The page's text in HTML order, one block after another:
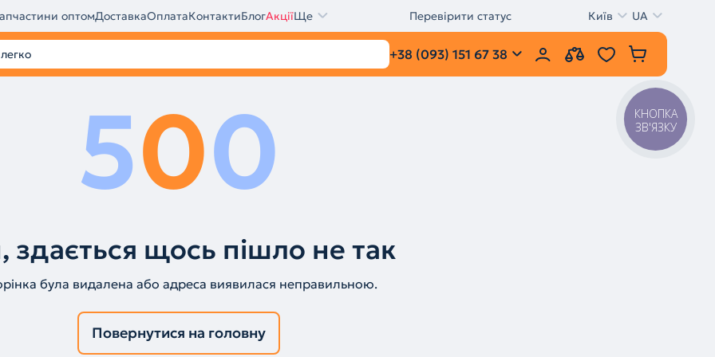
оптомДоставкаОплатаКонтактиБлогАкціїЩе Перевірити статус Київ UA
+38 (093) 151 67 38
500
здається щось пішло не так
була видалена або адреса виявилася неправильною.
Повернутися на головну
КНОПКА
ЗВ'ЯЗКУ